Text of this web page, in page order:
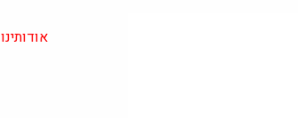
אודותינו